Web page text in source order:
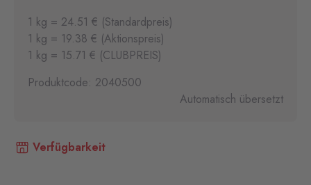
1 kg = 24.51 € (Standardpreis)
1 kg = 19.38 € (Aktionspreis)
1 kg = 15.71 € (CLUBPREIS)
Produktcode: 2040500
Automatisch übersetzt
Verfügbarkeit